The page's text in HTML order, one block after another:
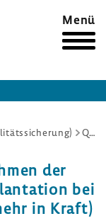
Menü
Qualitätssicherungsmaßnahmen der allogenen Stammzelltransplantation bei Multiplem Myelom (nicht mehr in Kraft)
der
bei
in Kraft)